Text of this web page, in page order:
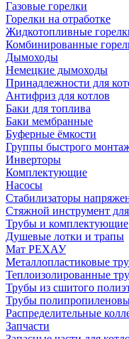
Газовые горелки
Горелки на отработке
Жидкотопливные
Комбинированные
Дымоходы
Немецкие дымоходы
Принадлежности для
Антифриз для котлов
Баки для топлива
Баки мембранные
Буферные ёмкости
Группы быстрого
Инверторы
Комплектующие
Насосы
Стабилизаторы
Стяжной инструмент
Трубы и комплектующие
Душевые лотки и трапы
Мат РЕХАУ
Металлопластиковые
Теплоизолированные
Трубы из сшитого
Трубы
Распределительные
Запчасти